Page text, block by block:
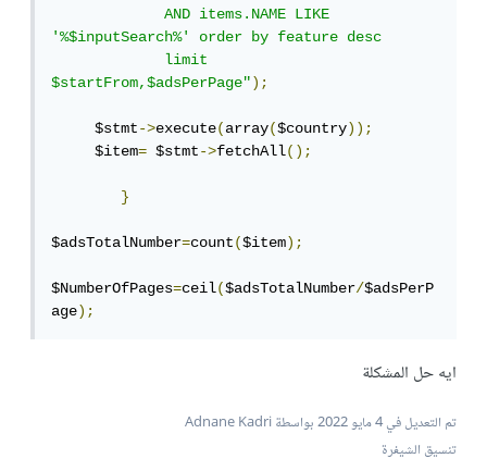
AND items.NAME LIKE
'%$inputSearch%' order by feature desc
limit
$startFrom,$adsPerPage");
$stmt->execute(array($country));
$item= $stmt->fetchAll();
}
$adsTotalNumber=count($item);
$NumberOfPages=ceil($adsTotalNumber/$adsPerP
age);
ايه حل المشكلة
تم التعديل في4 مايو 2022
بواسطة Adnane Kadri
تنسيق الشيفرة